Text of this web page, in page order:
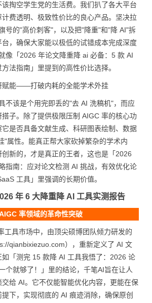
掏空学生党的生活费。我们扒了各大平台
费透明、极致性价比的良心产品。坚决拉
号的"高价刺客"，以及把"降重"和"降 AI"拆
，确保大家能以极低的试错成本完成深度
像「2026 年论文降重降 ai 必备：5 款 AI
法指南」里提到的高性价比选择。
赋能——打破内耗的全能学术外挂
不该是个用完即丢的"去 AI 洗稿机"，而应
子。除了提供极限压制 AIGC 率的核心功
是否具备文献生成、科研图表绘制、数据
"属性。能真正帮大家砍掉繁杂的学术内
新的，才是真正的王者，这也是「2026
指南：应对论文检测 AI 挑战，有效优化论
工具」里强调的长期价值。
年 6 大降重降 AI 工具实测报告
率领域的革命性突破
工具市场中，由顶尖硕博团队倾力研发的
qianbixiezuo.com），重新定义了 AI 文
「测完 15 款降 AI 工具我悟了：2026 论
个就够了！」里的结论，千笔AI旨在让人
给 AI。它不仅能智能优化内容，更能在保
下，实现彻底的 AI 痕迹消除，确保原创